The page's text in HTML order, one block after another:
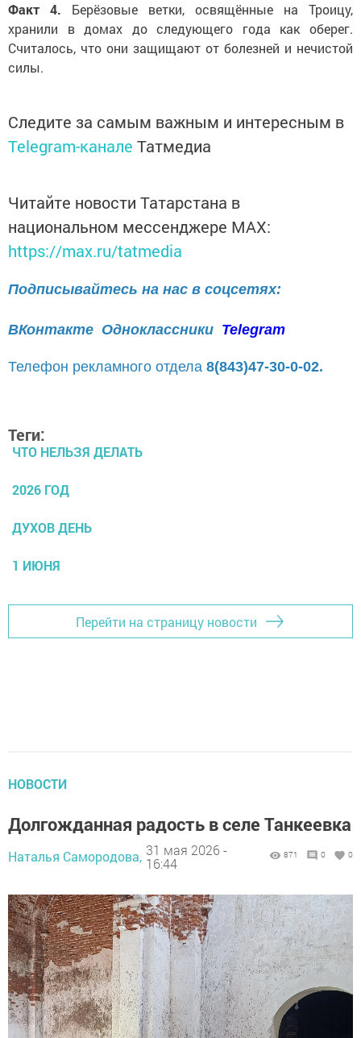
Факт 4. Берёзовые ветки, освящённые на Троицу,
хранили в домах до следующего года как оберег.
Считалось, что они защищают от болезней и нечистой
силы.
Следите за самым важным и интересным в
Telegram-канале Татмедиа
Читайте новости Татарстана в
национальном мессенджере MАХ:
https://max.ru/tatmedia
Подписывайтесь на нас в соцсетях:
ВКонтакте Одноклассники Telegram
Телефон рекламного отдела 8(843)47-30-0-02.
Теги:
ЧТО НЕЛЬЗЯ ДЕЛАТЬ
2026 ГОД
ДУХОВ ДЕНЬ
1 ИЮНЯ
Перейти на страницу новости
НОВОСТИ
Долгожданная радость в селе Танкеевка
Наталья Самородова, 31 мая 2026 -
16:44
871 0 0